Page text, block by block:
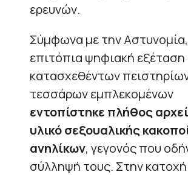
ερευνών.
Σύμφωνα με την
επιτόπια ψηφιακή
κατασχεθέντων
τεσσάρων εμπλεκομένων
εντοπίστηκε πλήθος
υλικό σεξουαλικής
ανηλίκων, γεγονός που
σύλληψή τους. Στην